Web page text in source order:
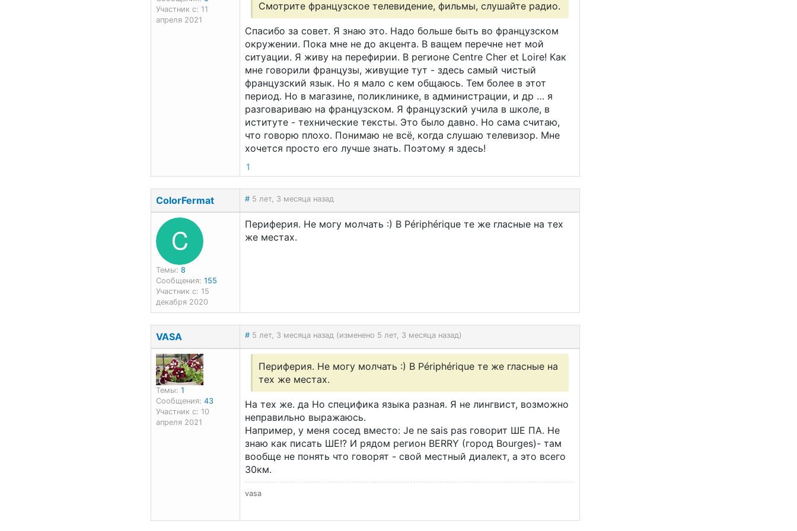
Участник с: 11
апреля 2021
Смотрите французское телевидение, фильмы, слушайте радио.
Спасибо за совет. Я знаю это. Надо больше быть во французском
окружении. Пока мне не до акцента. В ващем перечне нет мой
ситуации. Я живу на перефирии. В регионе Centre Cher et Loire! Как
мне говорили французы, живущие тут - здесь самый чистый
французский язык. Но я мало с кем общаюсь. Тем более в этот
период. Но в магазине, поликлинике, в администрации, и др … я
разговариваю на французском. Я французский учила в школе, в
иституте - технические тексты. Это было давно. Но сама считаю,
что говорю плохо. Понимаю не всё, когда слушаю телевизор. Мне
хочется просто его лучше знать. Поэтому я здесь!
1
ColorFermat # 5 лет, 3 месяца назад
C
Темы: 8
Сообщения: 155
Участник с: 15
декабря 2020
Периферия. Не могу молчать :) В Périphérique те же гласные на тех
же местах.
VASA # 5 лет, 3 месяца назад (изменено 5 лет, 3 месяца назад)
Темы: 1
Сообщения: 43
Участник с: 10
апреля 2021
Периферия. Не могу молчать :) В Périphérique те же гласные на
тех же местах.
На тех же. да Но специфика языка разная. Я не лингвист, возможно
неправильно выражаюсь.
Например, у меня сосед вместо: Je ne sais pas говорит ШЕ ПА. Не
знаю как писать ШЕ!? И рядом регион BERRY (город Bourges)- там
вообще не понять что говорят - свой местный диалект, а это всего
30км.
vasa